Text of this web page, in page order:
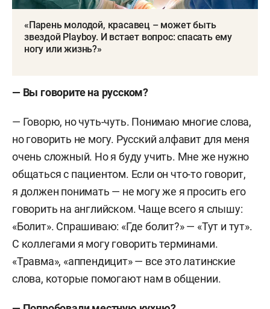
«Парень молодой, красавец – может быть
звездой Playboy. И встает вопрос: спасать ему
ногу или жизнь?»
— Вы говорите на русском?
— Говорю, но чуть-чуть. Понимаю многие слова,
но говорить не могу. Русский алфавит для меня
очень сложный. Но я буду учить. Мне же нужно
общаться с пациентом. Если он что-то говорит,
я должен понимать — не могу же я просить его
говорить на английском. Чаще всего я слышу:
«Болит». Спрашиваю: «Где болит?» — «Тут и тут».
С коллегами я могу говорить терминами.
«Травма», «аппендицит» — все это латинские
слова, которые помогают нам в общении.